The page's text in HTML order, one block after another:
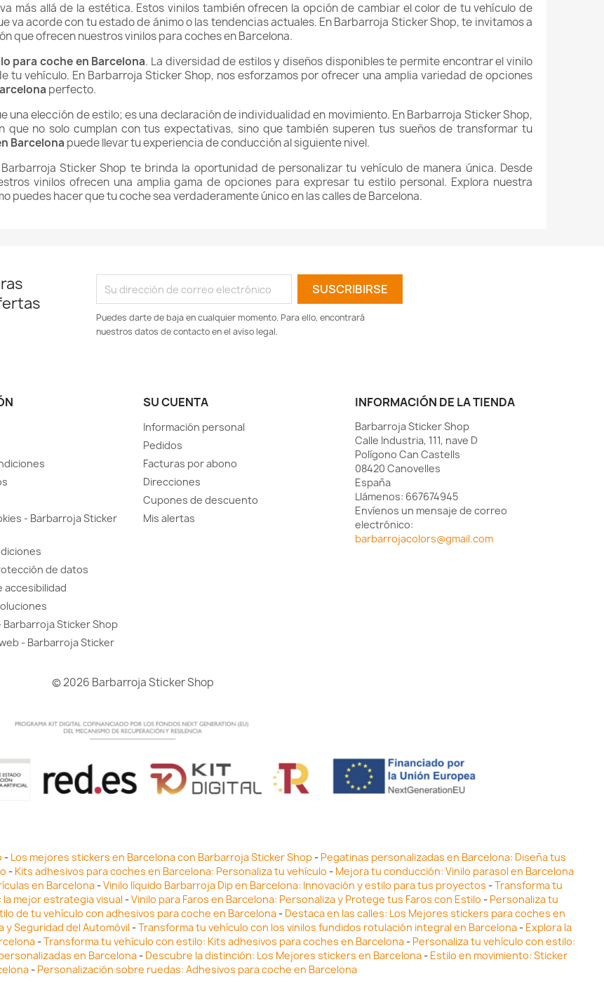
va más allá de la estética. Estos vinilos también ofrecen la opción de cambiar el color de tu vehículo de
acorde con tu estado de ánimo o las tendencias actuales. En Barbarroja Sticker Shop, te invitamos a
que ofrecen nuestros vinilos para coches en Barcelona.
para coche en Barcelona. La diversidad de estilos y diseños disponibles te permite encontrar el vinilo
tu vehículo. En Barbarroja Sticker Shop, nos esforzamos por ofrecer una amplia variedad de opciones
perfecto.
una elección de estilo; es una declaración de individualidad en movimiento. En Barbarroja Sticker Shop,
que no solo cumplan con tus expectativas, sino que también superen tus sueños de transformar tu
Barcelona puede llevar tu experiencia de conducción al siguiente nivel.
Sticker Shop te brinda la oportunidad de personalizar tu vehículo de manera única. Desde
vinilos ofrecen una amplia gama de opciones para expresar tu estilo personal. Explora nuestra
puedes hacer que tu coche sea verdaderamente único en las calles de Barcelona.
Puedes darte de baja en cualquier momento. Para ello, encontrará
nuestros datos de contacto en el aviso legal.
- Barbarroja Sticker
de datos
accesibilidad
Sticker Shop
- Barbarroja Sticker
SU CUENTA
Información personal
Pedidos
Facturas por abono
Direcciones
Cupones de descuento
Mis alertas
INFORMACIÓN DE LA TIENDA
Barbarroja Sticker Shop
Calle Industria, 111, nave D
Polígono Can Castells
08420 Canovelles
España
Llámenos: 667674945
Envíenos un mensaje de correo
electrónico:
barbarrojacolors@gmail.com
© 2026 Barbarroja Sticker Shop
- Los mejores stickers en Barcelona con Barbarroja Sticker Shop- Pegatinas personalizadas en Barcelona: Diseña tus
- Kits adhesivos para coches en Barcelona: Personaliza tu vehículo - Mejora tu conducción: Vinilo parasol en Barcelona
en Barcelona-Vinilo líquido Barbarroja Dip en Barcelona: Innovación y estilo para tus proyectos -Transforma tu
mejor estrategia visual -Vinilo para Faros en Barcelona: Personaliza y Protege tus Faros con Estilo - Personaliza tu
de tu vehículo con adhesivos para coche en Barcelona- Destaca en las calles: Los Mejores stickers para coches en
y Seguridad del Automóvil -Transforma tu vehículo con los vinilos fundidos rotulación integral en Barcelona- Explora la
-Transforma tu vehículo con estilo: Kits adhesivos para coches en Barcelona- Personaliza tu vehículo con estilo:
en Barcelona- Descubre la distinción: Los Mejores stickers en Barcelona- Estilo en movimiento: Sticker
- Personalización sobre ruedas: Adhesivos para coche en Barcelona